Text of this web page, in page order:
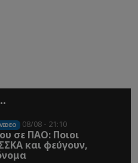
VIDEO 08/08 - 21:10
σε ΠΑΟ: Ποιοι
και φεύγουν,